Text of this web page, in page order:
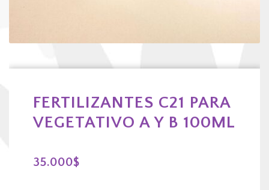
FERTILIZANTES C21 PARA
VEGETATIVO A Y B 100ML
35.000$